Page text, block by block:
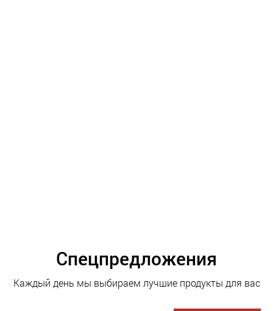
Спецпредложения
Каждый день мы выбираем лучшие продукты для вас